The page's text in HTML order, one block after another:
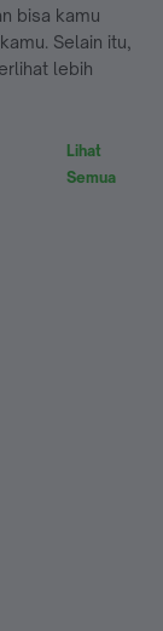
bisa kamu
Selain itu,
lebih
Lihat
Semua